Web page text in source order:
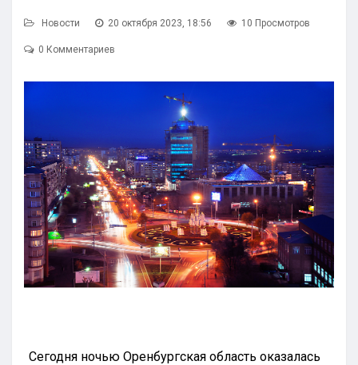
Новости 20 октября 2023, 18:56 10 Просмотров
0 Комментариев
Сегодня ночью Оренбургская область оказалась